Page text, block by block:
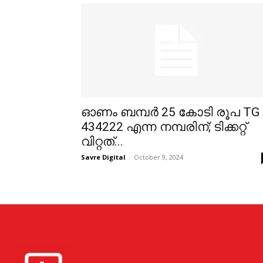
ഓണം ബമ്പർ 25 കോടി രൂപ TG
434222 എന്ന നമ്പരിന്; ടിക്കറ്റ്
വിറ്റത്...
Savre Digital - October 9, 2024